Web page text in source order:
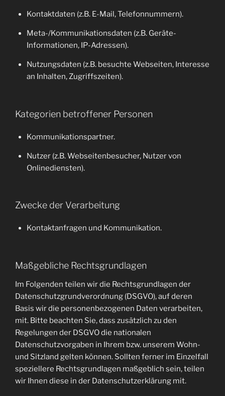
Kontaktdaten (z.B. E-Mail, Telefonnummern).
Meta-/Kommunikationsdaten (z.B. Geräte-
Informationen, IP-Adressen).
Nutzungsdaten (z.B. besuchte Webseiten, Interesse
an Inhalten, Zugriffszeiten).
Kategorien betroffener Personen
Kommunikationspartner.
Nutzer (z.B. Webseitenbesucher, Nutzer von
Onlinediensten).
Zwecke der Verarbeitung
Kontaktanfragen und Kommunikation.
Maßgebliche Rechtsgrundlagen
Im Folgenden teilen wir die Rechtsgrundlagen der
Datenschutzgrundverordnung (DSGVO), auf deren
Basis wir die personenbezogenen Daten verarbeiten,
mit. Bitte beachten Sie, dass zusätzlich zu den
Regelungen der DSGVO die nationalen
Datenschutzvorgaben in Ihrem bzw. unserem Wohn-
und Sitzland gelten können. Sollten ferner im Einzelfall
speziellere Rechtsgrundlagen maßgeblich sein, teilen
wir Ihnen diese in der Datenschutzerklärung mit.